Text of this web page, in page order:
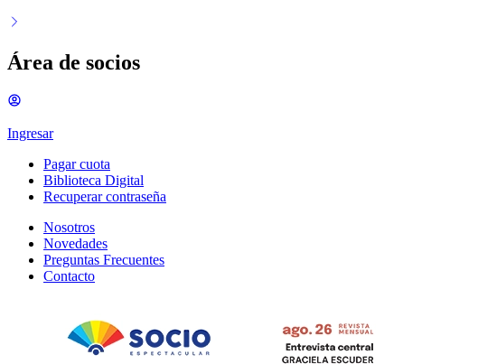
Área de socios
Ingresar
Pagar cuota
Biblioteca Digital
Recuperar contraseña
Nosotros
Novedades
Preguntas Frecuentes
Contacto